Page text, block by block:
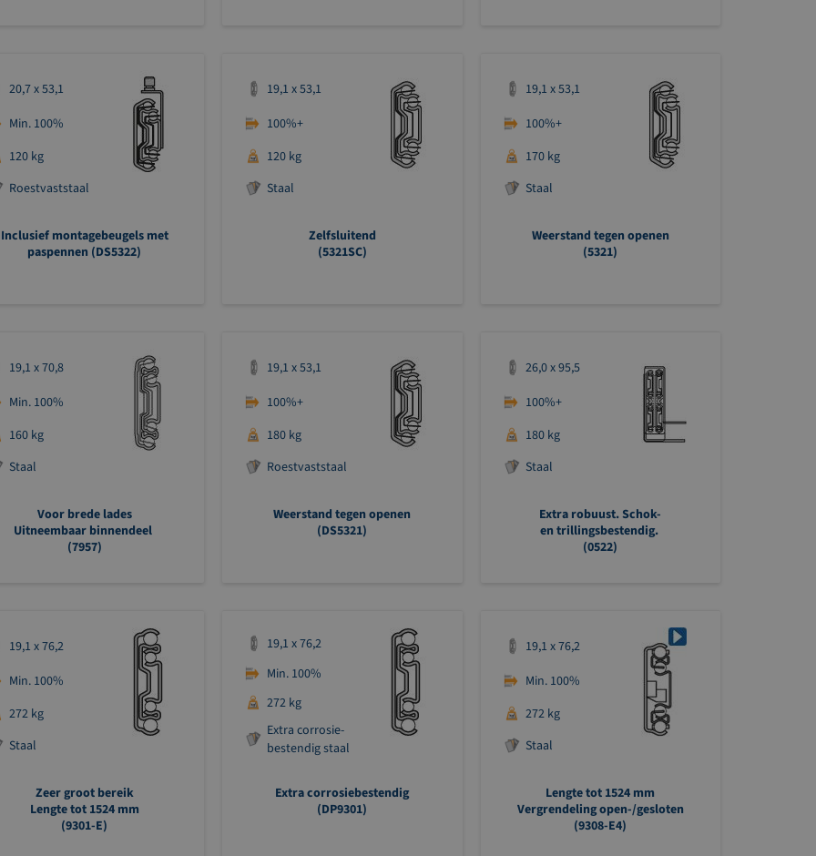
20,7 x 53,1
Min. 100%
120 kg
Roestvaststaal
Inclusief montagebeugels met
paspennen (DS5322)
19,1 x 53,1
100%+
120 kg
Staal
Zelfsluitend
(5321SC)
19,1 x 53,1
100%+
170 kg
Staal
Weerstand tegen openen
(5321)
19,1 x 70,8
Min. 100%
160 kg
Staal
Voor brede lades
Uitneembaar binnendeel
(7957)
19,1 x 53,1
100%+
180 kg
Roestvaststaal
Weerstand tegen openen
(DS5321)
26,0 x 95,5
100%+
180 kg
Staal
Extra robuust. Schok-
en trillingsbestendig.
(0522)
19,1 x 76,2
Min. 100%
272 kg
Staal
Zeer groot bereik
Lengte tot 1524 mm
(9301-E)
19,1 x 76,2
Min. 100%
272 kg
Extra corrosie-
bestendig staal
Extra corrosiebestendig
(DP9301)
19,1 x 76,2
Min. 100%
272 kg
Staal
Lengte tot 1524 mm
Vergrendeling open-/gesloten
(9308-E4)